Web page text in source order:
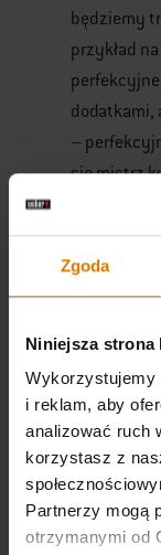
Zgoda
Niniejsza
Wykorzystujemy
i reklam, aby
analizować ruch
korzystasz z
Partnerzy mogą
otrzymanymi od
będziemy
przykład
dodatkami,
–
się mistrz
BBQ
tak
placki
pizza,
wkłady
gofrów i
sposób
możliwości
smakiem. Z
Przyda się